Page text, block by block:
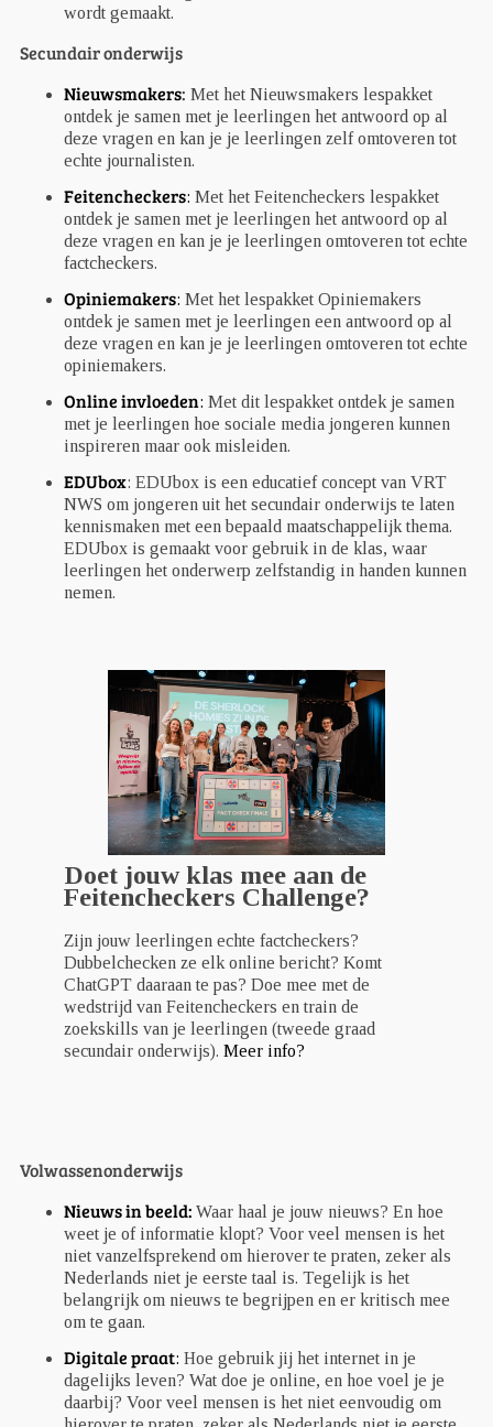
wordt gemaakt.
Secundair onderwijs
Nieuwsmakers: Met het Nieuwsmakers lespakket
ontdek je samen met je leerlingen het antwoord op al
deze vragen en kan je je leerlingen zelf omtoveren tot
echte journalisten.
Feitencheckers: Met het Feitencheckers lespakket
ontdek je samen met je leerlingen het antwoord op al
deze vragen en kan je je leerlingen omtoveren tot echte
factcheckers.
Opiniemakers: Met het lespakket Opiniemakers
ontdek je samen met je leerlingen een antwoord op al
deze vragen en kan je je leerlingen omtoveren tot echte
opiniemakers.
Online invloeden: Met dit lespakket ontdek je samen
met je leerlingen hoe sociale media jongeren kunnen
inspireren maar ook misleiden.
EDUbox: EDUbox is een educatief concept van VRT
NWS om jongeren uit het secundair onderwijs te laten
kennismaken met een bepaald maatschappelijk thema.
EDUbox is gemaakt voor gebruik in de klas, waar
leerlingen het onderwerp zelfstandig in handen kunnen
nemen.
Doet jouw klas mee aan de
Feitencheckers Challenge?
Zijn jouw leerlingen echte factcheckers?
Dubbelchecken ze elk online bericht? Komt
ChatGPT daaraan te pas? Doe mee met de
wedstrijd van Feitencheckers en train de
zoekskills van je leerlingen (tweede graad
secundair onderwijs). Meer info?
Volwassenonderwijs
Nieuws in beeld: Waar haal je jouw nieuws? En hoe
weet je of informatie klopt? Voor veel mensen is het
niet vanzelfsprekend om hierover te praten, zeker als
Nederlands niet je eerste taal is. Tegelijk is het
belangrijk om nieuws te begrijpen en er kritisch mee
om te gaan.
Digitale praat: Hoe gebruik jij het internet in je
dagelijks leven? Wat doe je online, en hoe voel je je
daarbij? Voor veel mensen is het niet eenvoudig om